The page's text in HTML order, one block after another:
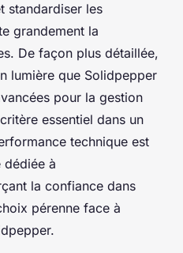
standardiser les
grandement la
De façon plus détaillée,
lumière que Solidpepper
pour la gestion
essentiel dans un
technique est
dédiée à
la confiance dans
pérenne face à